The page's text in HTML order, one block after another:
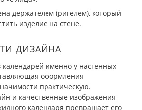
держателем (ригелем), который
изделие на стене.
ДИЗАЙНА
календарей именно у настенных
оформления
практическую.
и качественные изображения
календаря превращает его